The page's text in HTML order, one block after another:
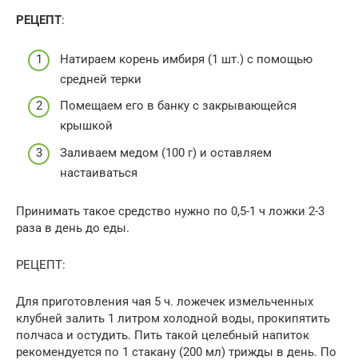
РЕЦЕПТ:
Натираем корень имбиря (1 шт.) с помощью
средней терки
Помещаем его в банку с закрывающейся
крышкой
Заливаем медом (100 г) и оставляем
настаиваться
Принимать такое средство нужно по 0,5-1 ч ложки 2-3
раза в день до еды.
РЕЦЕПТ:
Для приготовления чая 5 ч. ложечек измельченных
клубней залить 1 литром холодной воды, прокипятить
полчаса и остудить. Пить такой целебный напиток
рекомендуется по 1 стакану (200 мл) трижды в день. По